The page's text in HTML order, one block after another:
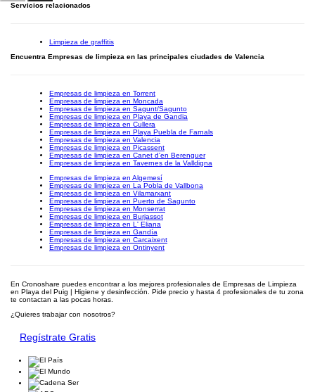
Servicios relacionados
Limpieza de graffitis
Encuentra Empresas de limpieza en las principales ciudades de Valencia
Empresas de limpieza en Torrent
Empresas de limpieza en Moncada
Empresas de limpieza en Sagunt/Sagunto
Empresas de limpieza en Playa de Gandia
Empresas de limpieza en Cullera
Empresas de limpieza en Playa Puebla de Farnals
Empresas de limpieza en Valencia
Empresas de limpieza en Picassent
Empresas de limpieza en Canet d'en Berenguer
Empresas de limpieza en Tavernes de la Valldigna
Empresas de limpieza en Algemesí
Empresas de limpieza en La Pobla de Vallbona
Empresas de limpieza en Vilamarxant
Empresas de limpieza en Puerto de Sagunto
Empresas de limpieza en Monserrat
Empresas de limpieza en Burjassot
Empresas de limpieza en L' Eliana
Empresas de limpieza en Gandía
Empresas de limpieza en Carcaixent
Empresas de limpieza en Ontinyent
En Cronoshare puedes encontrar a los mejores profesionales de Empresas de Limpieza
en Playa del Puig | Higiene y desinfección. Pide precio y hasta 4 profesionales de tu zona
te contactan a las pocas horas.
¿Quieres trabajar con nosotros?
Regístrate Gratis